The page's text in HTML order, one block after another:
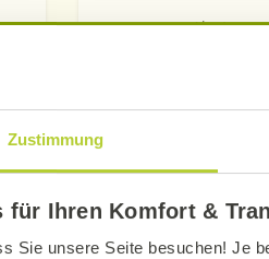
Zustimmung
für Ihren Komfort &
Sie unsere Seite besuchen! Je
Alnatura
Mehr